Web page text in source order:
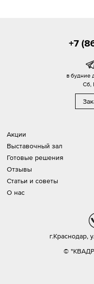
Акции
Выставочный зал
Готовые решения
Отзывы
Статьи и советы
О нас
+7
в будние
Сб,
©
г.Краснодар,